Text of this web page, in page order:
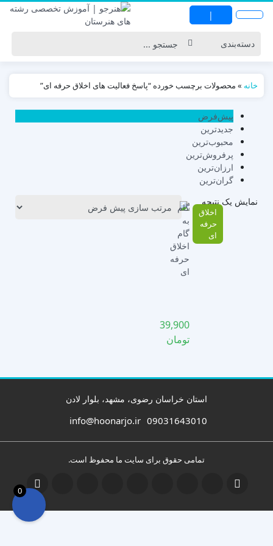
|
خانه » محصولات برچسب خورده “پاسخ فعالیت های اخلاق حرفه ای”
پیش‌فرض
جدیدترین
محبوب‌ترین
پرفروش‌ترین
ارزان‌ترین
گران‌ترین
نمایش یک نتیجه
اخلاق
حرفه
ای
حرفه‌ای
پودمان
دوم
39,900
تومان
استان خراسان رضوی، مشهد، بلوار لادن
09031643010
info@hoonarjo.ir
تمامی حقوق برای سایت ما محفوظ است.
0